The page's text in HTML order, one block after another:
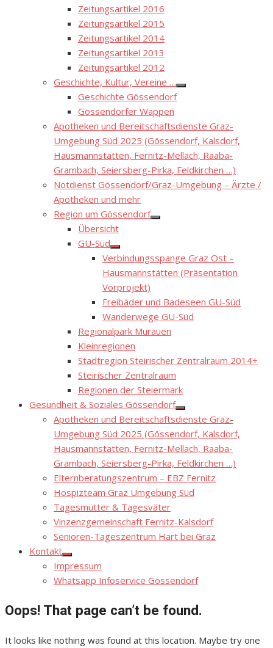
Zeitungsartikel 2016
Zeitungsartikel 2015
Zeitungsartikel 2014
Zeitungsartikel 2013
Zeitungsartikel 2012
Geschichte, Kultur, Vereine …
Show
Geschichte Gössendorf
Gössendorfer Wappen
Apotheken und Bereitschaftsdienste Graz-
Umgebung Süd 2025 (Gössendorf, Kalsdorf,
Hausmannstätten, Fernitz-Mellach, Raaba-
Grambach, Seiersberg-Pirka, Feldkirchen …)
Notdienst Gössendorf/Graz-Umgebung – Ärzte /
Apotheken und mehr
Region um Gössendorf
Show
Übersicht
GU-Süd
Show
sub
menu
Verbindungsspange Graz Ost –
Hausmannstätten (Präsentation
Vorprojekt)
Freibäder und Badeseen GU-Süd
Wanderwege GU-Süd
Regionalpark Murauen
Kleinregionen
Stadtregion Steirischer Zentralraum 2014+
Steirischer Zentralraum
Regionen der Steiermark
Gesundheit & Soziales Gössendorf
Show
sub
menu
Apotheken und Bereitschaftsdienste Graz-
Umgebung Süd 2025 (Gössendorf, Kalsdorf,
Hausmannstätten, Fernitz-Mellach, Raaba-
Grambach, Seiersberg-Pirka, Feldkirchen …)
Elternberatungszentrum – EBZ Fernitz
Hospizteam Graz Umgebung Süd
Tagesmütter & Tagesväter
Vinzenzgemeinschaft Fernitz-Kalsdorf
Senioren-Tageszentrum Hart bei Graz
Kontakt
Show
sub
menu
Impressum
Whatsapp Infoservice Gössendorf
Oops! That page can’t be found.
It looks like nothing was found at this location. Maybe try one